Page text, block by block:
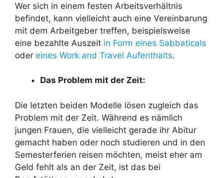
Wer sich in einem festen Arbeitsverhältnis
befindet, kann vielleicht auch eine Vereinbarung
mit dem Arbeitgeber treffen, beispielsweise
eine bezahlte Auszeit in Form eines Sabbaticals
oder eines Work and Travel Aufenthalts.
Das Problem mit der Zeit:
Die letzten beiden Modelle lösen zugleich das
Problem mit der Zeit. Während es nämlich
jungen Frauen, die vielleicht gerade ihr Abitur
gemacht haben oder noch studieren und in den
Semesterferien reisen möchten, meist eher am
Geld fehlt als an der Zeit, ist das bei